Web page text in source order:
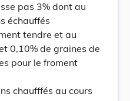
pas 3% dont au
échauffés
tendre et au
0,10% de graines de
pour le froment
chaufffés au cours